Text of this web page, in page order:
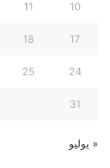
10
11
17
18
24
25
31
« يوليو